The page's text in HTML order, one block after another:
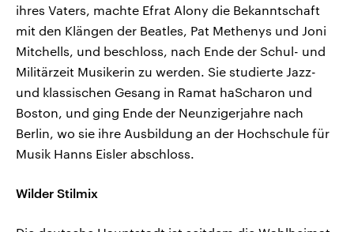
ihres Vaters, machte Efrat Alony die Bekanntschaft
mit den Klängen der Beatles, Pat Methenys und Joni
Mitchells, und beschloss, nach Ende der Schul- und
Militärzeit Musikerin zu werden. Sie studierte Jazz-
und klassischen Gesang in Ramat haScharon und
Boston, und ging Ende der Neunzigerjahre nach
Berlin, wo sie ihre Ausbildung an der Hochschule für
Musik Hanns Eisler abschloss.
Wilder Stilmix